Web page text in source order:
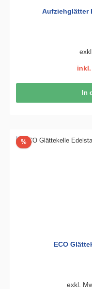
Aufziehglätter
inkl.
In
%Rabatt
ECO
exkl.